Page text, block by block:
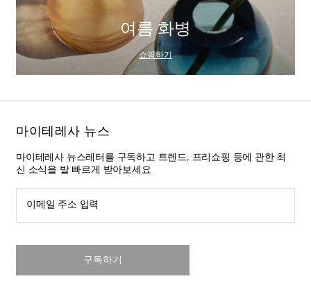
여름 화병
쇼핑하기
마이테레사 뉴스
마이테레사 뉴스레터를 구독하고 트렌드, 프리쇼핑 등에 관한 최
신 소식을 발 빠르게 받아보세요
이메일 주소 입력
구독하기